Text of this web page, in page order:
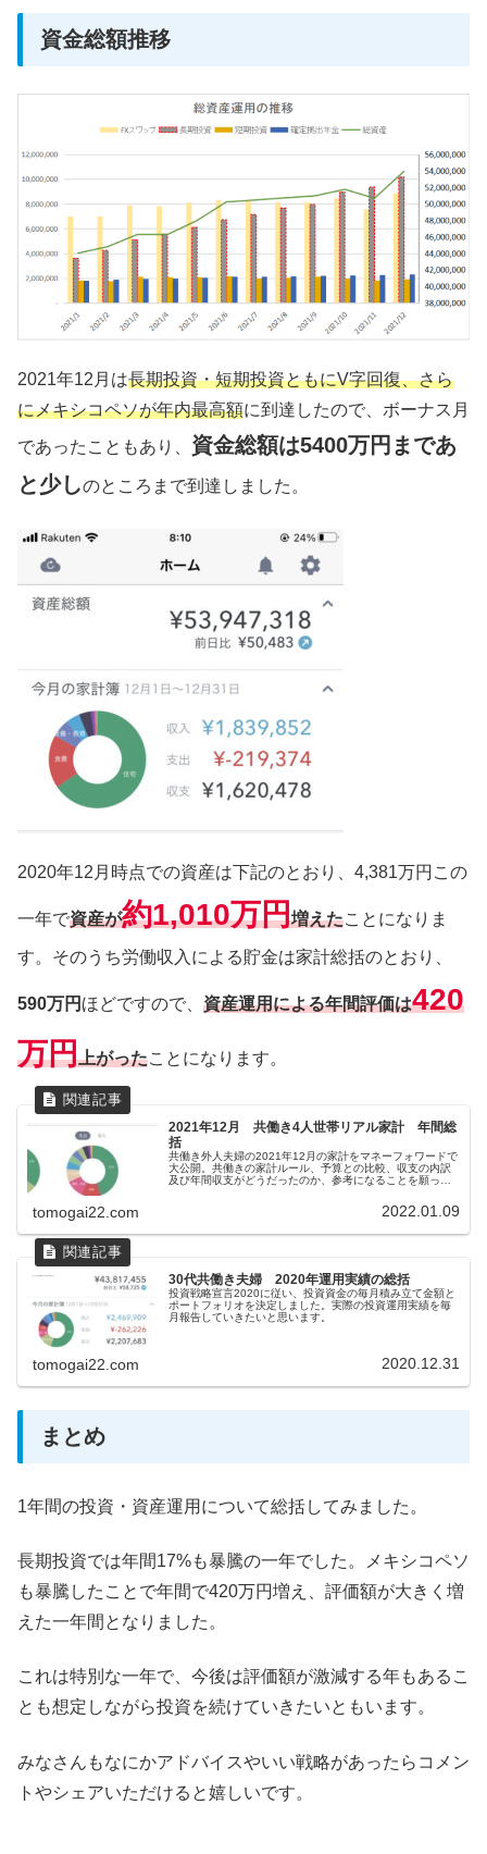
資金総額推移
2021年12月は長期投資・短期投資ともにV字回復、さら
にメキシコペソが年内最高額に到達したので、ボーナス月
であったこともあり、 資金総額は5400万円まであ
と少しのところまで到達しました。
2020年12月時点での資産は下記のとおり、4,381万円この
一年で資産が約1,010万円増えたことになりま
す。そのうち労働収入による貯金は家計総括のとおり、
590万円 ほどですので、 資産運用による年間評価は420
万円上がったことになります。
2021年12月 共働き4人世帯リアル家計 年間総
括
共働き外人夫婦の2021年12月の家計をマネーフォワードで
大公開。共働きの家計ルール、予算との比較、収支の内訳
及び年間収支がどうだったのか、参考になることを願って
tomogai22.com 2022.01.09
30代共働き夫婦 2020年運用実績の総括
投資戦略宣言2020に従い、投資資金の毎月積み立て金額と
ポートフォリオを決定しました。実際の投資運用実績を毎
月報告していきたいと思います。
tomogai22.com 2020.12.31
まとめ
1年間の投資・資産運用について総括してみました。
長期投資では年間17%も暴騰の一年でした。メキシコペソ
も暴騰したことで年間で420万円増え、評価額が大きく増
えた一年間となりました。
これは特別な一年で、今後は評価額が激減する年もあるこ
とも想定しながら投資を続けていきたいともいます。
みなさんもなにかアドバイスやいい戦略があったらコメン
トやシェアいただけると嬉しいです。